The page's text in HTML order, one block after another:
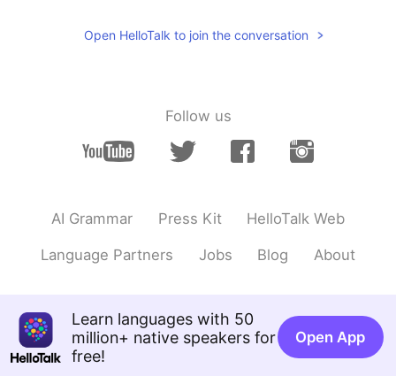
keity 2020.11.26 12:44
も入れたかったんですが出遅れました笑 今
@keity👏👏わーい！🥰🥰 続けてくれてあ
Open HelloTalk to join the conversation
Follow us
AI Grammar Press Kit HelloTalk Web
Language Partners Jobs Blog About
Learn languages with 50
million+ native speakers for
free!
Open App